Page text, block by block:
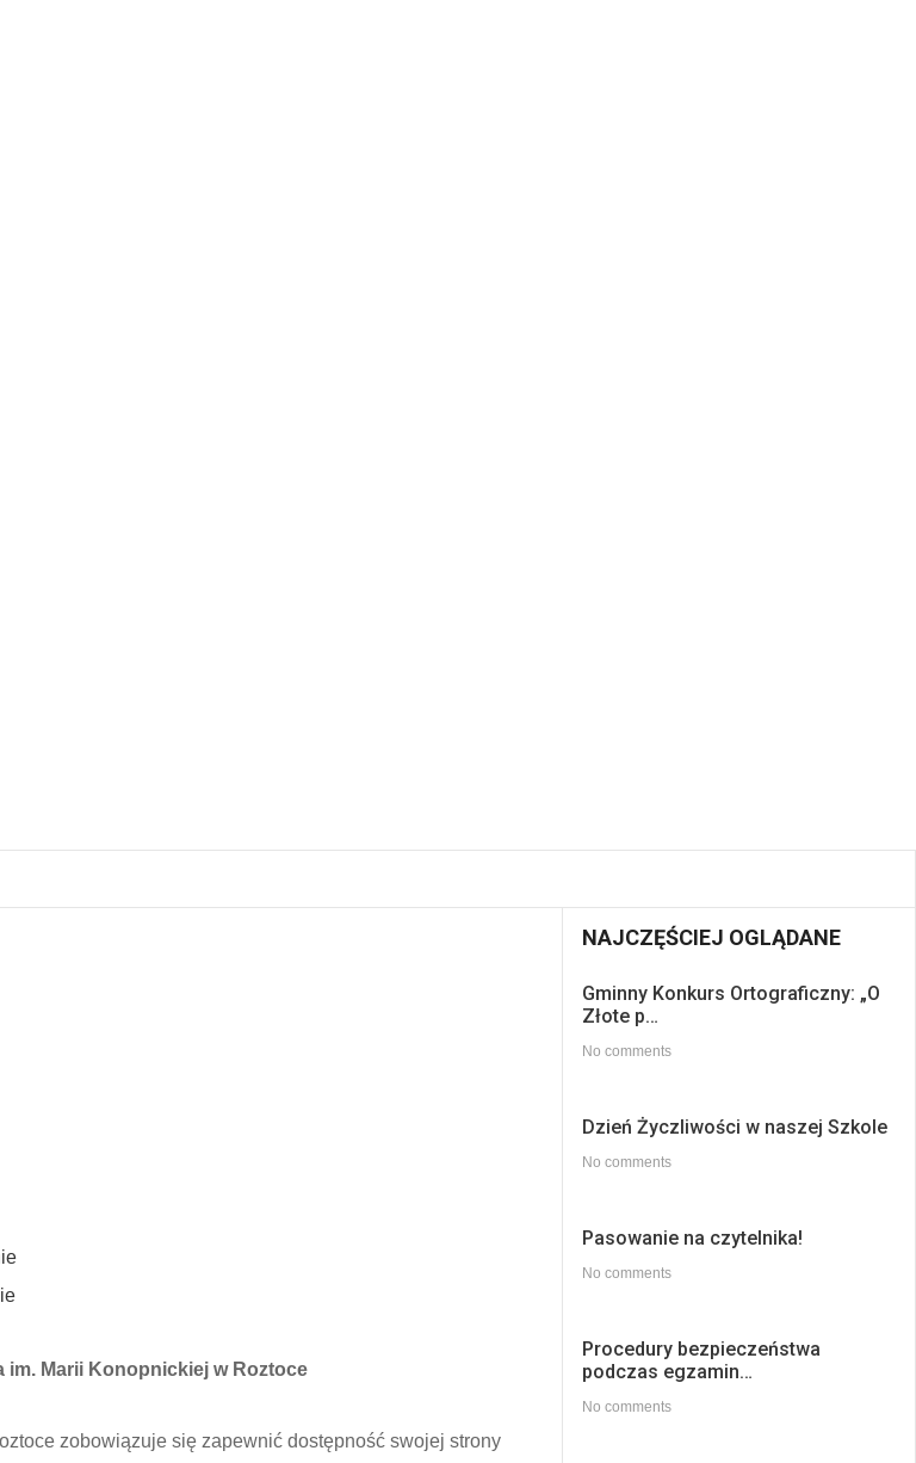
im. Marii Konopnickiej w Roztoce
zobowiązuje się zapewnić dostępność swojej strony
NAJCZĘŚCIEJ OGLĄDANE
Gminny Konkurs Ortograficzny: „O
Złote p…
No comments
Dzień Życzliwości w naszej Szkole
No comments
Pasowanie na czytelnika!
No comments
Procedury bezpieczeństwa
podczas egzamin…
No comments